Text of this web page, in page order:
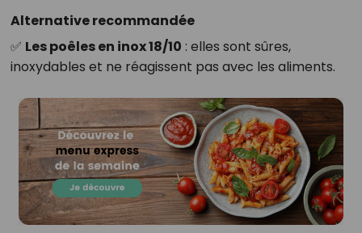
Alternative recommandée
✅ Les poêles en inox 18/10 : elles sont sûres,
inoxydables et ne réagissent pas avec les aliments.